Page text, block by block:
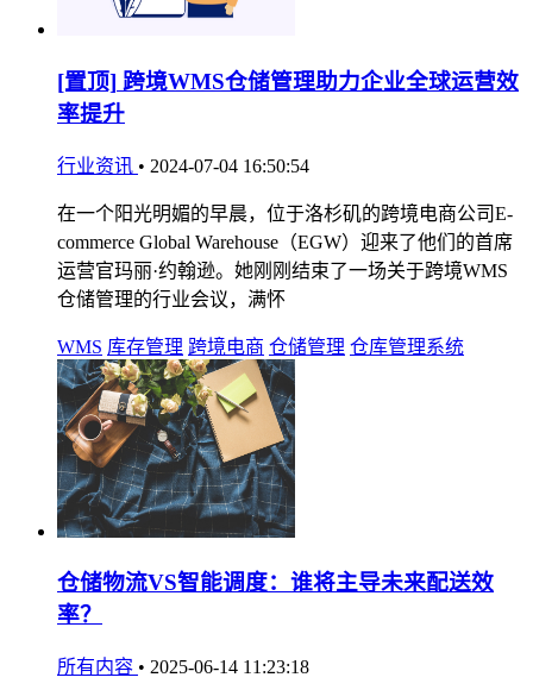
[置顶] 跨境WMS仓储管理助力企业全球运营效
率提升
行业资讯 • 2024-07-04 16:50:54
在一个阳光明媚的早晨，位于洛杉矶的跨境电商公司E-
commerce Global Warehouse（EGW）迎来了他们的首席
运营官玛丽·约翰逊。她刚刚结束了一场关于跨境WMS
仓储管理的行业会议，满怀
WMS 库存管理 跨境电商 仓储管理 仓库管理系统
仓储物流VS智能调度：谁将主导未来配送效
率？
所有内容 • 2025-06-14 11:23:18